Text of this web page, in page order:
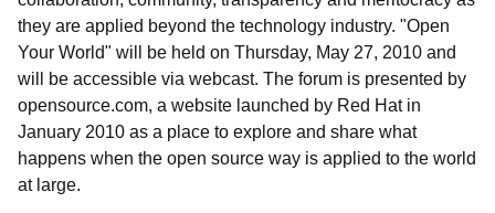
they are applied beyond the technology industry. "Open
Your World" will be held on Thursday, May 27, 2010 and
will be accessible via webcast. The forum is presented by
opensource.com, a website launched by Red Hat in
January 2010 as a place to explore and share what
happens when the open source way is applied to the world
at large.